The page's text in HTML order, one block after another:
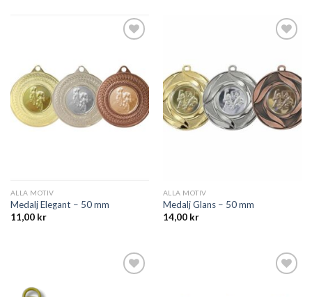
ALLA MOTIV
Medalj Elegant – 50 mm
11,00 kr
ALLA MOTIV
Medalj Glans – 50 mm
14,00 kr